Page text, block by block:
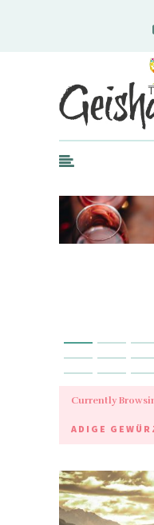
Geisha
Currently
ADIGE